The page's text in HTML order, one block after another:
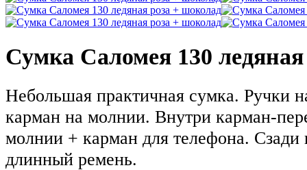
Сумка Саломея 130
Небольшая практичная сумка. Ручки
карман на молнии. Внутри карман-
молнии + карман для телефона.
длинный ремень.